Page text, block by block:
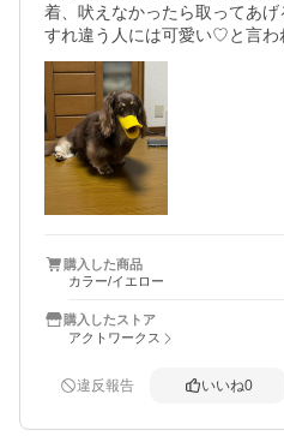
着、吠えなかったら取ってあげ
すれ違う人には可愛い♡と言わ
通報はされなさそうです、、
子どもが真剣にアヒル？って
に見えたみたいです。
購入した商品
カラー/イエロー
購入したストア
アクトワークス
違反報告 いいね0